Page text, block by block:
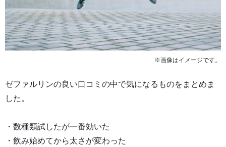
※画像はイメージです。
ゼファルリンの良い口コミの中で気になるものをまとめま
した。
・数種類試したが一番効いた
・飲み始めてから太さが変わった